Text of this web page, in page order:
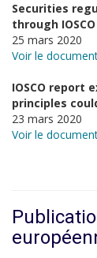
Securities
through IOSCO
25 mars 2020
Voir le
IOSCO report
principles
23 mars 2020
Voir le